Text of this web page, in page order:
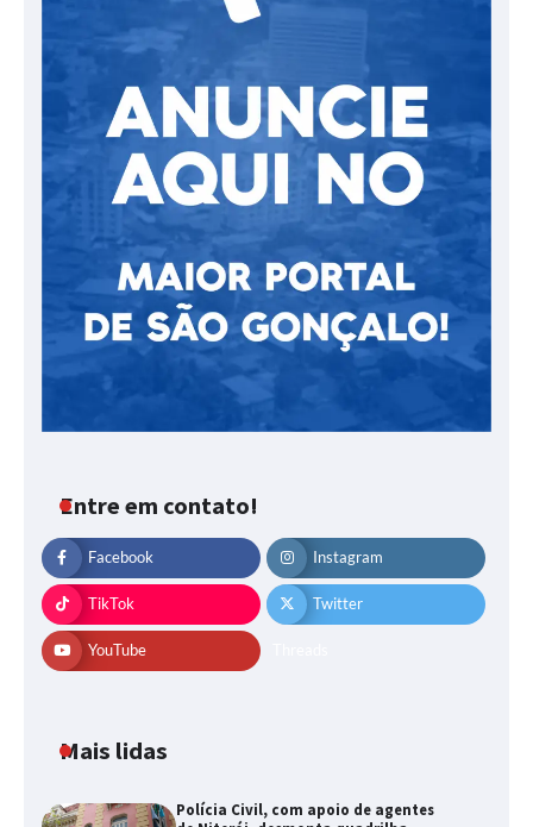
Entre em contato!
Facebook Instagram
TikTok Twitter
YouTube
Mais lidas
Polícia Civil, com apoio de agentes